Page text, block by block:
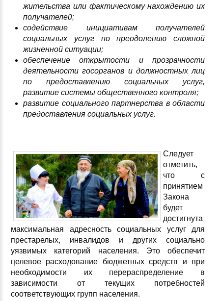
жительства или фактическому нахождению их
получателей;
содействие инициативам получателей
социальных услуг по преодолению сложной
жизненной ситуации;
обеспечение открытости и прозрачности
деятельности госорганов и должностных лиц
по предоставлению социальных услуг,
развитие системы общественного контроля;
развитие социального партнерства в области
предоставления социальных услуг.
Следует
отметить,
что с
принятием
Закона
будет
достигнута
максимальная адресность социальных услуг для
престарелых, инвалидов и других социально
уязвимых категорий населения. Это обеспечит
целевое расходование бюджетных средств и при
необходимости их перераспределение в
зависимости от текущих потребностей
соответствующих групп населения.